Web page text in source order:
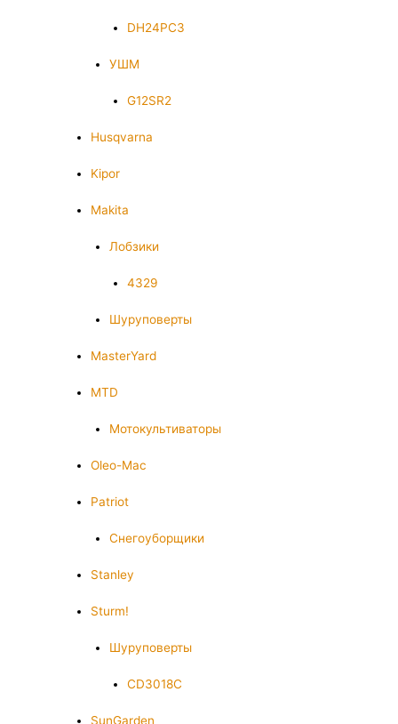
DH24PC3
УШМ
G12SR2
Husqvarna
Kipor
Makita
Лобзики
4329
Шуруповерты
MasterYard
MTD
Мотокультиваторы
Oleo-Mac
Patriot
Снегоуборщики
Stanley
Sturm!
Шуруповерты
CD3018C
SunGarden